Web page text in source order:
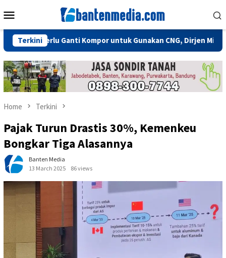
to
Menu
Terkini
Perlu Ganti Kompor untuk Gunakan CNG, Dirjen Migas:
Home Terkini
Pajak Turun Drastis 30%, Kemenkeu
Bongkar Tiga Alasannya
Banten Media
13 March 2025
86 views